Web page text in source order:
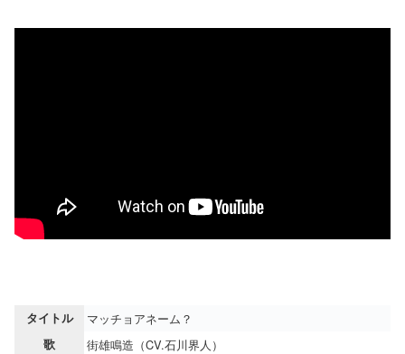
タイトル マッチョアネーム？
歌 街雄鳴造（CV.石川界人）